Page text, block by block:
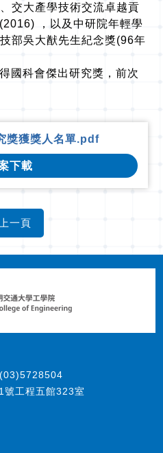
交大產學技術交流卓越貢
，以及中研院年輕學
部吳大猷先生紀念獎(96年
國科會傑出研究獎，前次
獎獲獎人名單.pdf
下載
號工程五館323室